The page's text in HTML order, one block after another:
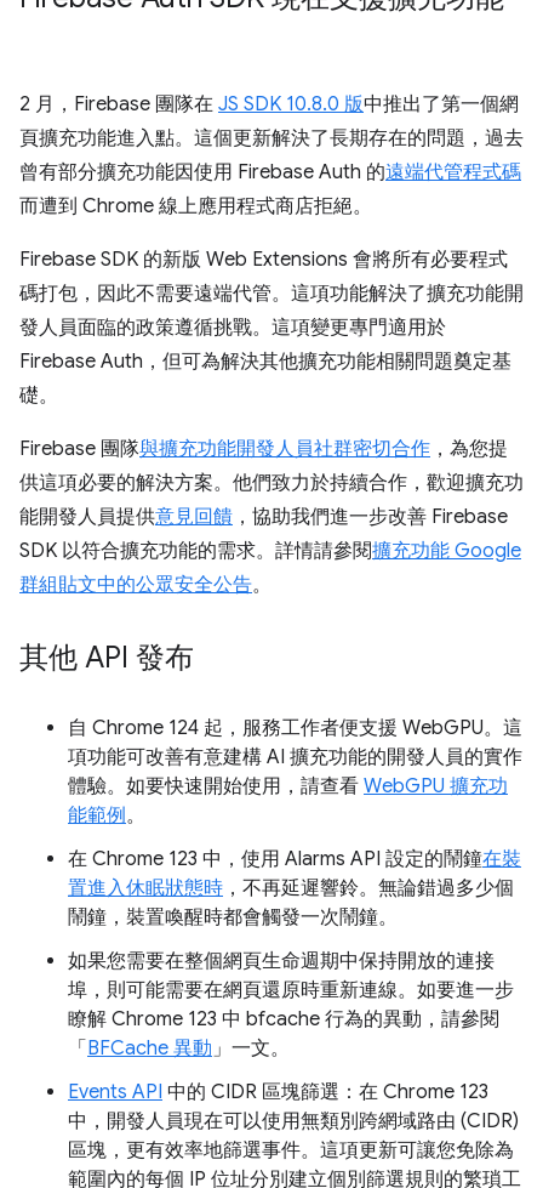
2 月，Firebase 團隊在 JS SDK 10.8.0 版中推出了第一個網
頁擴充功能進入點。這個更新解決了長期存在的問題，過去
曾有部分擴充功能因使用 Firebase Auth 的遠端代管程式碼
而遭到 Chrome 線上應用程式商店拒絕。
Firebase SDK 的新版 Web Extensions 會將所有必要程式
碼打包，因此不需要遠端代管。這項功能解決了擴充功能開
發人員面臨的政策遵循挑戰。這項變更專門適用於
Firebase Auth，但可為解決其他擴充功能相關問題奠定基
礎。
Firebase 團隊與擴充功能開發人員社群密切合作 ，為您提
供這項必要的解決方案。他們致力於持續合作，歡迎擴充功
能開發人員提供意見回饋 ，協助我們進一步改善 Firebase
SDK 以符合擴充功能的需求。詳情請參閱擴充功能 Google
群組貼文中的公眾安全公告。
其他 API 發布
自 Chrome 124 起，服務工作者便支援 WebGPU。這
項功能可改善有意建構 AI 擴充功能的開發人員的實作
體驗。如要快速開始使用，請查看 WebGPU 擴充功
能範例。
在 Chrome 123 中，使用 Alarms API 設定的鬧鐘在裝
置進入休眠狀態時 ，不再延遲響鈴。無論錯過多少個
鬧鐘，裝置喚醒時都會觸發一次鬧鐘。
如果您需要在整個網頁生命週期中保持開放的連接
埠，則可能需要在網頁還原時重新連線。如要進一步
瞭解 Chrome 123 中 bfcache 行為的異動，請參閱
「 BFCache 異動」一文。
Events API 中的 CIDR 區塊篩選：在 Chrome 123
中，開發人員現在可以使用無類別跨網域路由 (CIDR)
區塊，更有效率地篩選事件。這項更新可讓您免除為
範圍內的每個 IP 位址分別建立個別篩選規則的繁瑣工